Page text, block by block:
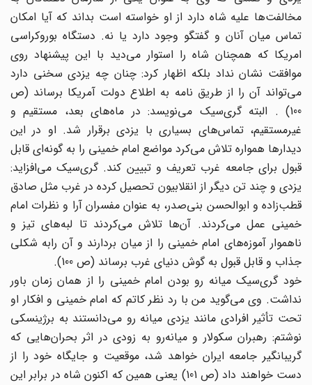
مخالفت‌ها علیه شاه دارد از او خواسته است بداند که آیا امکان
تماس میان آنان و گفتگو وجود دارد یا نه. دستگاه بوروکراسی
امریکا که همچنان شاه را استوار می‌دید با این پیشنهاد روی
موافقت نشان نداد بلکه اظهار کرد: چنان چه یزدی سخنی دارد
می‌تواند آن را از طریق نامه به اطلاع دولت آمریکا برساند (ص
100) . البته گری‌سیک می‌نویسد: در ماه‌های بعد، مستقیم و
غیر‌مستقیم، تماس‌های بسیاری با یزدی برقرار شد. او در این
دیدارها همواره تلاش می‌کرد مواضع امام خمینی را به گونه‌ای قابل
قبول برای جامعه غرب تعریف و تبیین کند. گری‌سیک می‌افزاید:
یزدی و چند تن دیگر از انقلابیون تحصیل کرده در غرب مثل صادق
قطب‌زاده و ابوالحسن بنی‌صدر، به عنوان مفسران آرا و نظرات امام
خمینی عمل می‌کردند. آن‌ها تلاش می‌‌کردند تا لبه‌های تیز و
ناهموار آموزه‌های امام خمینی را از میان بردارند و آن رابه شکلی
جذاب و قابل قبول به گوش دنیای غرب برساند (ص 100).
خود گری‌سیک میانه رو بودن امام خمینی را از همان زمان باور
نداشت. وی می‌گوید من با رد نظر کاتم که امام خمینی و افکار او
تحت تأثیر افرادی مانند یزدی میانه رو می‌دانستند به برژینسکی
نوشتم: رهبران سکولار و میانه‌رو به زودی در اثر بحران‌هایی که
گریبانگیر جامعه ایران خواهد شد، موقعیت و جایگاه خود را از
دست خواهند داد (ص 101) یعنی همین که اکنون شاه در برابر این